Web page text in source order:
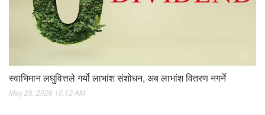
स्वाभिमान लघुवित्तले गर्यो लाभांश संशोधन, अब लाभांश वितरण नगर्ने
May 25, 2026 10:12 AM